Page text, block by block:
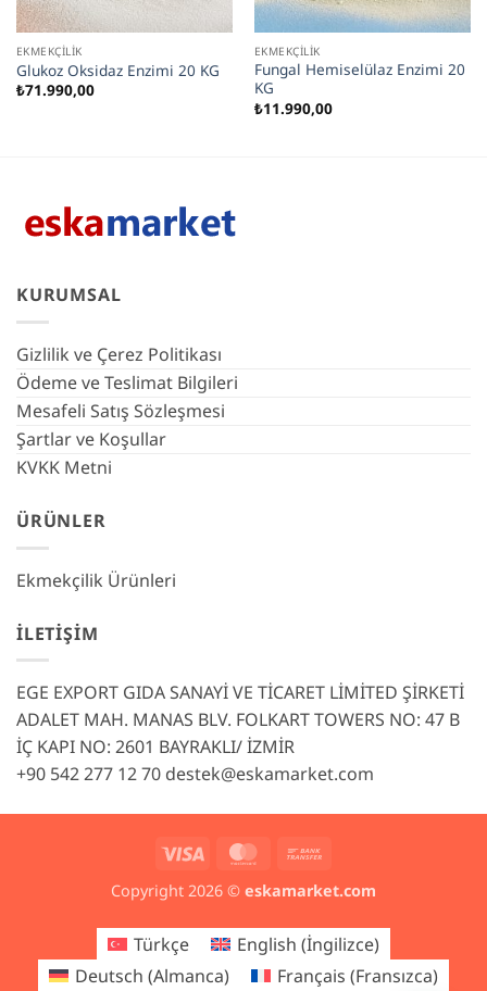
EKMEKÇILIK
Glukoz Oksidaz Enzimi 20 KG
₺71.990,00
EKMEKÇILIK
Fungal Hemiselülaz Enzimi 20
KG
₺11.990,00
KURUMSAL
Gizlilik ve Çerez Politikası
Ödeme ve Teslimat Bilgileri
Mesafeli Satış Sözleşmesi
Şartlar ve Koşullar
KVKK Metni
ÜRÜNLER
Ekmekçilik Ürünleri
İLETIŞIM
EGE EXPORT GIDA SANAYİ VE TİCARET LİMİTED ŞİRKETİ
ADALET MAH. MANAS BLV. FOLKART TOWERS NO: 47 B
İÇ KAPI NO: 2601 BAYRAKLI/ İZMİR
+90 542 277 12 70 destek@eskamarket.com
Visa MasterCard
Copyright 2026 © eskamarket.com
Türkçe English (İngilizce)
Deutsch (Almanca) Français (Fransızca)